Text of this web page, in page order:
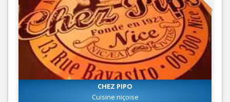
CHEZ PIPO
Cuisine niçoise